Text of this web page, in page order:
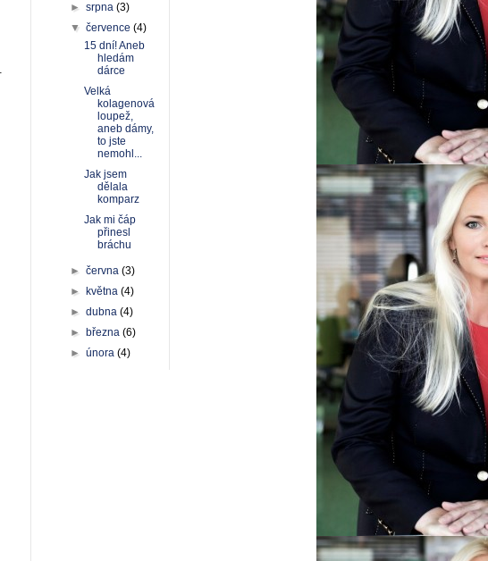
►srpna(3)
▼července(4)
15 dní! Aneb
hledám
dárce
Velká
kolagenová
loupež,
aneb dámy,
to jste
nemohl...
Jak jsem
dělala
komparz
Jak mi čáp
přinesl
bráchu
►června(3)
►
května(4)
►dubna(4)
► března(6)
►února(4)